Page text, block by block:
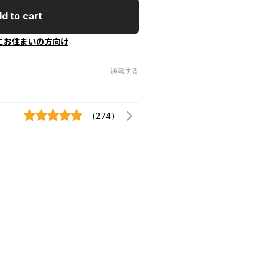
to cart
お住まいの方向け
通報する
(274)